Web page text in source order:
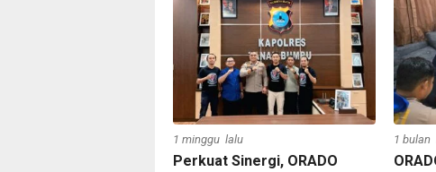
1 minggu lalu
Perkuat Sinergi, ORADO
1 bulan